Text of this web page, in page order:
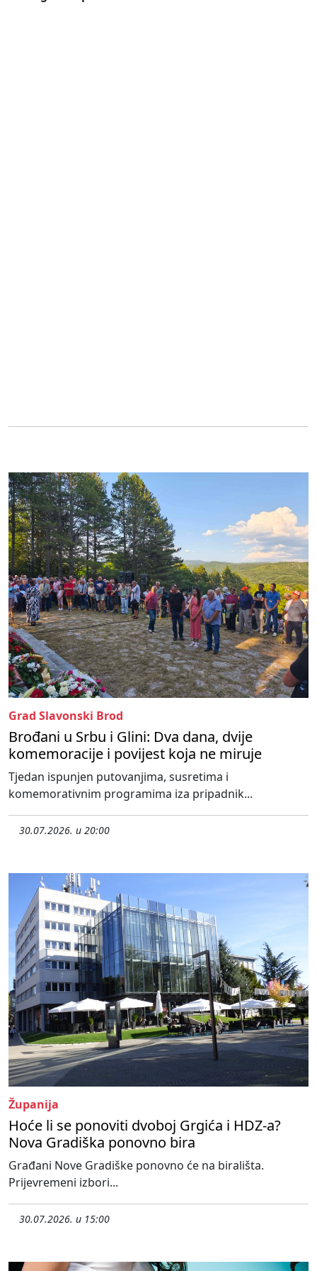
Grad Slavonski Brod
Brođani u Srbu i Glini: Dva dana, dvije
komemoracije i povijest koja ne miruje
Tjedan ispunjen putovanjima, susretima i
komemorativnim programima iza pripadnik...
30.07.2026. u 20:00
Županija
Hoće li se ponoviti dvoboj Grgića i HDZ-a?
Nova Gradiška ponovno bira
Građani Nove Gradiške ponovno će na birališta.
Prijevremeni izbori...
30.07.2026. u 15:00